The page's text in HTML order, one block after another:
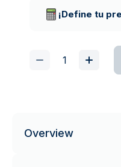
¡Define tu
Overview